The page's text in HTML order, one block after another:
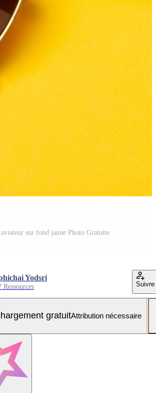
sur fond jaune Photo Gratuite
Yodsri
Ressources Suivre
gratuitAttribution nécessaire